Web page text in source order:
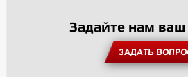
Задайте нам ваш
ЗАДАТЬ